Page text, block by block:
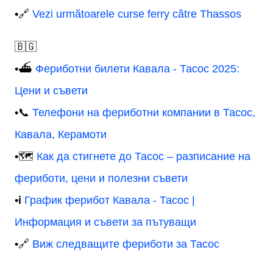
•🔗 Vezi următoarele curse ferry către Thassos
🇧🇬
•⛴️ Фериботни билети Кавала - Тасос 2025:
Цени и съвети
•📞 Телефони на фериботни компании в Тасос,
Кавала, Керамоти
•🗺️ Как да стигнете до Тасос – разписание на
фериботи, цени и полезни съвети
•ℹ️ График ферибот Кавала - Тасос |
Информация и съвети за пътуващи
•🔗 Виж следващите фериботи за Тасос